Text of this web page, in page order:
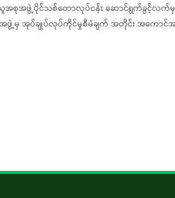
သူအစုအဖွဲ့ပိုင်သစ်တောလုပ်ငန်း ဆောင်ရွက်ခွင့်လက်မှ
ဖွဲ့မှ အုပ်ချုပ်လုပ်ကိုင်မှုစီမံချက် အတိုင်း အကောင်